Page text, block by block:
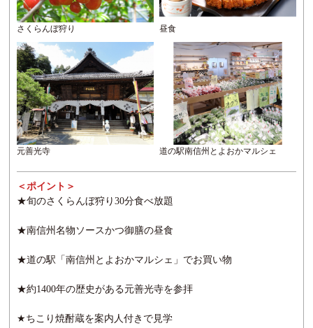
さくらんぼ狩り 昼食
元善光寺 道の駅南信州とよおかマルシェ
＜ポイント＞
★旬のさくらんぼ狩り30分食べ放題
★南信州名物ソースかつ御膳の昼食
★道の駅「南信州とよおかマルシェ」でお買い物
★約1400年の歴史がある元善光寺を参拝
★ちこり焼酎蔵を案内人付きで見学